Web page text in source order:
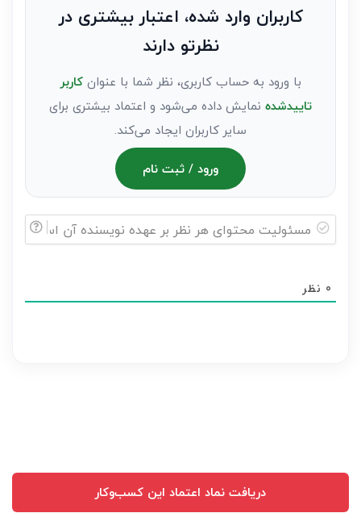
کاربران وارد شده، اعتبار بیشتری در
نظرتو دارند
با ورود به حساب کاربری، نظر شما با عنوانکاربر
تاییدشده نمایش داده می‌شود و اعتماد بیشتری برای
سایر کاربران ایجاد می‌کند.
ورود / ثبت نام
هر
0 نظر
دریافت نماد اعتماد این کسب‌وکار